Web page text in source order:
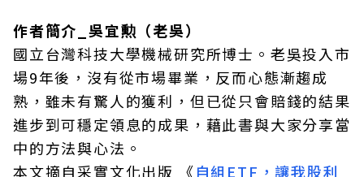
作者簡介_吳宜勲（老吳）
國立台灣科技大學機械研究所博士。老吳投入市
場9年後，沒有從市場畢業，反而心態漸趨成
熟，雖未有驚人的獲利，但已從只會賠錢的結果
進步到可穩定領息的成果，藉此書與大家分享當
中的方法與心法。
本文摘自采實文化出版 《自組ETF，讓我股利